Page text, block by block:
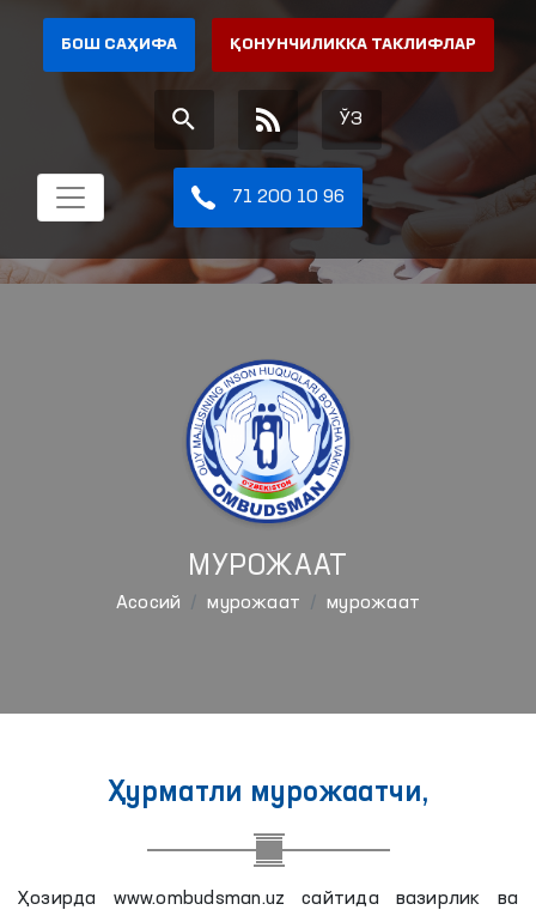
БОШ САҲИФА ҚОНУНЧИЛИККА ТАКЛИФЛАР
ЎЗ
71 200 10 96
МУРОЖААТ
Aсосий мурожаат мурожаат
Ҳурматли мурожаатчи,
Ҳозирда www.ombudsman.uz сайтида вазирлик ва